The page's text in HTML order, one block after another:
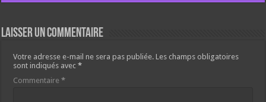
Laisser un commentaire
Votre adresse e-mail ne sera pas publiée. Les champs obligatoires
sont indiqués avec*
Commentaire*